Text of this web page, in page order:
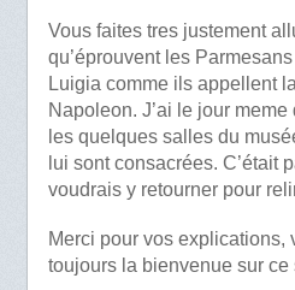
Vous faites tres justement
qu’éprouvent les
Luigia comme ils appellent
Napoleon. J’ai le jour
les quelques salles du
lui sont consacrées. C’était
voudrais y retourner pour
Merci pour vos explications,
toujours la bienvenue sur ce